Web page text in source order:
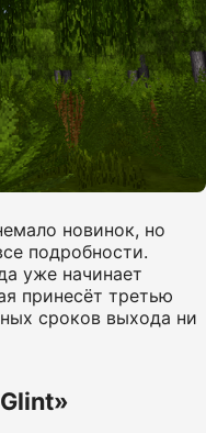
новинок, но
подробности.
уже начинает
принесёт третью
сроков выхода ни